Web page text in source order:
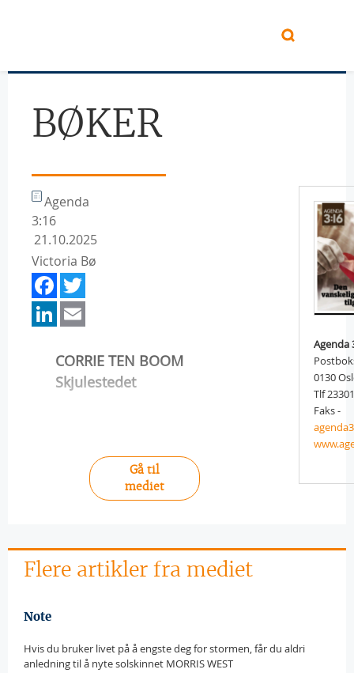
BØKER
Agenda
3:16
21.10.2025
Victoria Bø
Facebook
LinkedIn
CORRIE TEN BOOM
Skjulestedet
Gå til
mediet
Agenda
0130
Tlf
Faks -
Flere artikler fra mediet
Note
Hvis du bruker livet på å engste deg for stormen, får du aldri
anledning til å nyte solskinnet MORRIS WEST